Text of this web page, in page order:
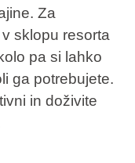
Za
sklopu resorta
pa si lahko
ga potrebujete.
in doživite